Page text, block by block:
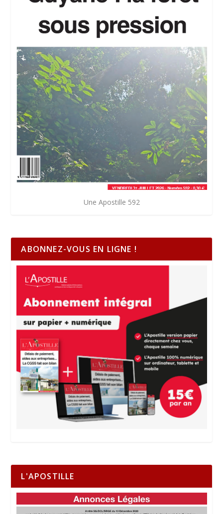
Une Apostille 592
ABONNEZ-VOUS EN LIGNE !
L'APOSTILLE